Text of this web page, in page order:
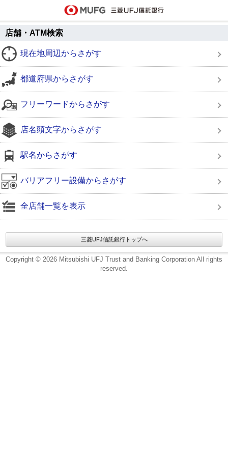
店舗・ATM検索
現在地周辺からさがす
都道府県からさがす
フリーワードからさがす
店名頭文字からさがす
駅名からさがす
バリアフリー設備からさがす
全店舗一覧を表示
三菱UFJ信託銀行トップへ
Copyright © 2026 Mitsubishi UFJ Trust and Banking Corporation All rights
reserved.